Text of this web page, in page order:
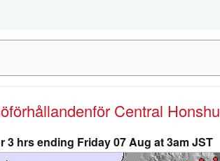
för Central Honshu
3 hrs ending Friday 07 Aug at 3am JST